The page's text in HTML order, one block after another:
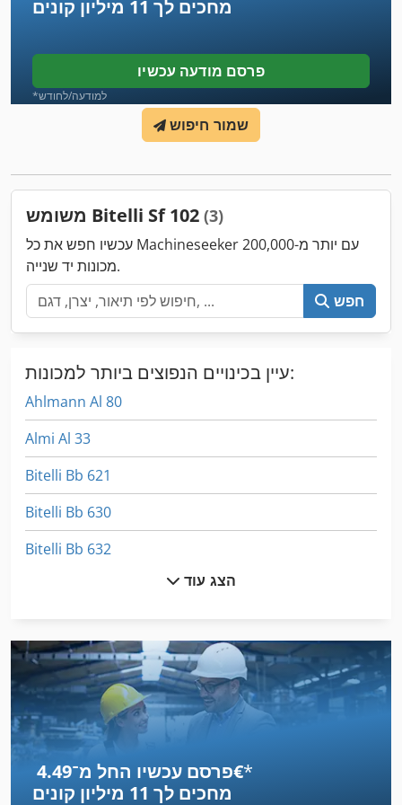
מחכים לך 11 מיליון קונים
פרסם מודעה עכשיו
*למודעה/לחודש
שמור חיפוש
משומש Bitelli Sf 102 (3)
עכשיו חפש את כל Machineseeker עם יותר מ-200,000
מכונות יד שנייה.
חפש
עיין בכינויים הנפוצים ביותר למכונות:
Ahlmann Al 80
Almi Al 33
Bitelli Bb 621
Bitelli Bb 630
Bitelli Bb 632
Bitelli Sf 60
Euclid R 50
Femi Ng 120
Graziano Sag 14
הצג עוד
פרסם עכשיו החל מ־‏4.49 ‏€*
מחכים לך 11 מיליון קונים